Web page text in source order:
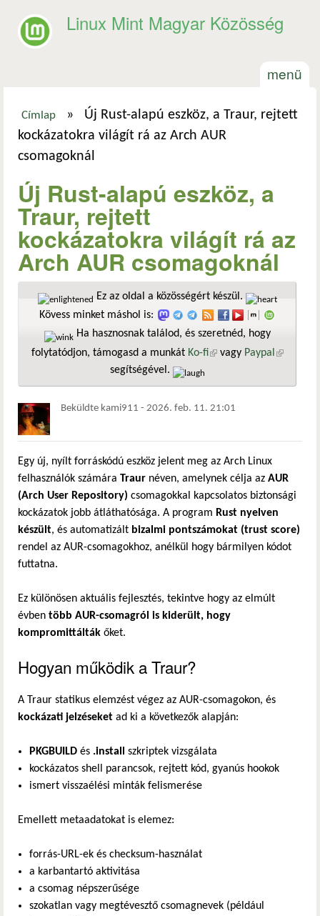
Linux Mint Magyar Közösség
menü
Jelenlegi hely
Címlap »
Új Rust-alapú eszköz, a Traur, rejtett
kockázatokra világít rá az Arch AUR
csomagoknál
Új Rust-alapú eszköz, a
Traur, rejtett
kockázatokra világít rá az
Arch AUR csomagoknál
Ez az oldal a közösségért készül.
Kövess minket máshol is:
Ha hasznosnak találod, és szeretnéd, hogy
folytatódjon, támogasd a munkát Ko-fi(külső hivatkozás)
vagy Paypal
segítségével.
Beküldte kami911 - 2026. feb. 11. 21:01
Egy új, nyílt forráskódú eszköz jelent meg az Arch Linux
felhasználók számára Traur néven, amelynek célja az AUR
(Arch User Repository) csomagokkal kapcsolatos biztonsági
kockázatok jobb átláthatósága. A program Rust nyelven
készült, és automatizált bizalmi pontszámokat (trust score)
rendel az AUR-csomagokhoz, anélkül hogy bármilyen kódot
futtatna.
Ez különösen aktuális fejlesztés, tekintve hogy az elmúlt
évben több AUR-csomagról is kiderült, hogy
kompromittálták őket.
Hogyan működik a Traur?
A Traur statikus elemzést végez az AUR-csomagokon, és
kockázati jelzéseket ad ki a következők alapján:
PKGBUILD és .install
szkriptek vizsgálata
kockázatos shell parancsok, rejtett kód, gyanús hookok
ismert visszaélési minták felismerése
Emellett metaadatokat is elemez:
forrás-URL-ek és checksum-használat
a karbantartó aktivitása
a csomag népszerűsége
szokatlan vagy megtévesztő csomagnevek (például